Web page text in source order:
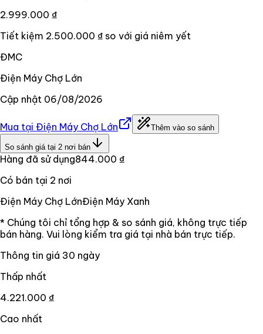
2.999.000 ₫
Tiết kiệm 2.500.000 ₫ so với giá niêm yết
ĐMC
Điện Máy Chợ Lớn
Cập nhật 06/08/2026
Mua tại Điện Máy Chợ Lớn Thêm vào so sánh
So sánh giá tại 2 nơi bán
Hàng đã sử dụng844.000 ₫
Có bán tại 2 nơi
Điện Máy Chợ LớnĐiện Máy Xanh
* Chúng tôi chỉ tổng hợp & so sánh giá, không trực tiếp
bán hàng. Vui lòng kiểm tra giá tại nhà bán trực tiếp.
Thông tin giá 30 ngày
Thấp nhất
4.221.000 ₫
Cao nhất